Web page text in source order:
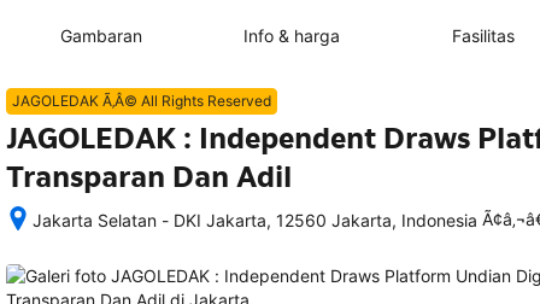
Gambaran Info & harga Fasilitas
JAGOLEDAK Ã‚Â© All Rights Reserved
JAGOLEDAK : Independent Draws
Transparan Dan Adil
Jakarta Selatan - DKI Jakarta, 12560 Jakarta, Indonesia
memesan,